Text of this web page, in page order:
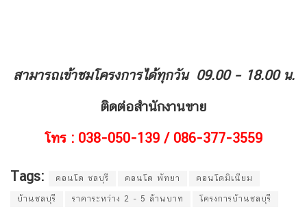
สามารถเข้าชมโครงการได้ทุกวัน 09.00 – 18.00 น.
ติดต่อสำนักงานขาย
โทร : 038-050-139 / 086-377-3559
Tags: คอนโด ชลบุรี คอนโด พัทยา คอนโดมิเนียม
บ้านชลบุรี ราคาระหว่าง 2 - 5 ล้านบาท โครงการบ้านชลบุรี